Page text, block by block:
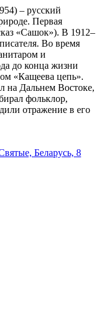
– русский
Первая
«Сашок»). В 1912–
Во время
и
до конца жизни
«Кащеева цепь».
на Дальнем Востоке,
фольклор,
отражение в его
Беларусь, 8